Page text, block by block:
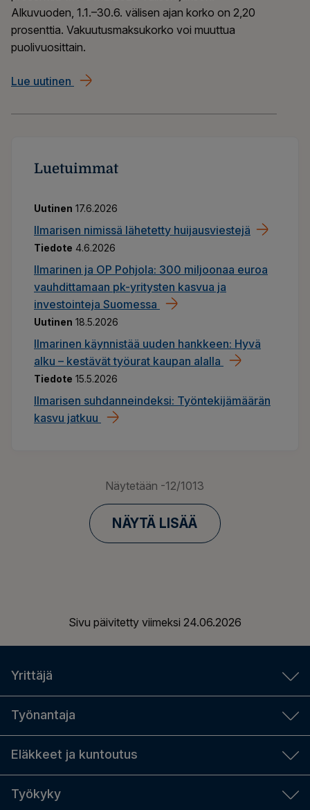
Alkuvuoden, 1.1.–30.6. välisen ajan korko on 2,20
prosenttia. Vakuutusmaksukorko voi muuttua
puolivuosittain.
Lue uutinen TYEL-vakuutusmaksukorko nousee 2,70
Luetuimmat
Uutinen 17.6.2026
​​Ilmarisen nimissä lähetetty huijausviestejä​
Tiedote 4.6.2026
Ilmarinen ja OP Pohjola: 300 miljoonaa euroa
vauhdittamaan pk-yritysten kasvua ja
investointeja Suomessa
Uutinen 18.5.2026
Ilmarinen käynnistää uuden hankkeen: Hyvä
alku – kestävät työurat kaupan alalla
Tiedote 15.5.2026
Ilmarisen suhdanneindeksi: Työntekijämäärän
kasvu jatkuu
Näytetään -12/1013
NÄYTÄ LISÄÄ
Sivu päivitetty viimeksi 24.06.2026
Yrittäjä
YEL-työtulo
Työnantaja
Sopimustyönantaja vai tilapäinen työnantaja
Eläkkeet ja kuntoutus
Työkyky